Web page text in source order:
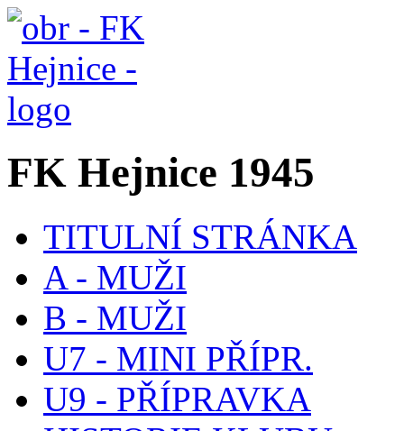
FK Hejnice 1945
TITULNÍ STRÁNKA
A - MUŽI
B - MUŽI
U7 - MINI PŘÍPR.
U9 - PŘÍPRAVKA